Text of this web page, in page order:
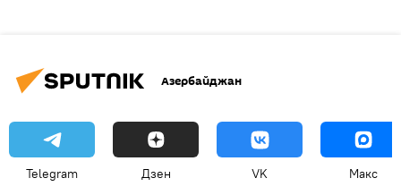
Азербайджан
Telegram Дзен VK Макс